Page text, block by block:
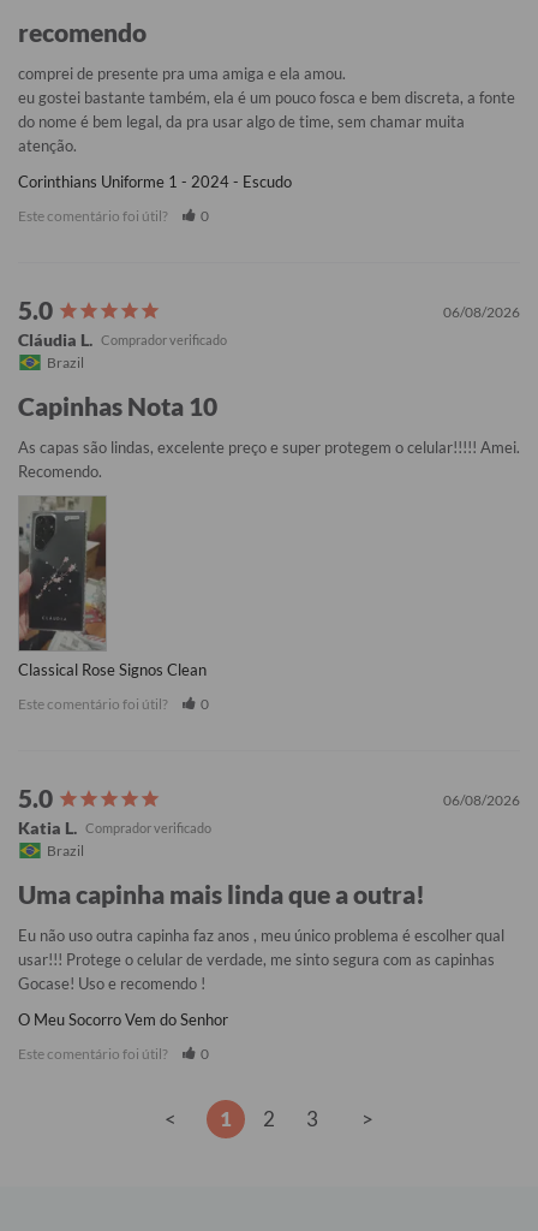
recomendo
comprei de presente pra uma amiga e ela amou.
eu gostei bastante também, ela é um pouco fosca e bem discreta, a fonte
do nome é bem legal, da pra usar algo de time, sem chamar muita
atenção.
Corinthians Uniforme 1 - 2024 - Escudo
Este comentário foi útil? 0
06/08/2026
Cláudia L.
Brazil
Capinhas Nota 10
As capas são lindas, excelente preço e super protegem o celular!!!!! Amei.
Recomendo.
Classical Rose Signos Clean
Este comentário foi útil? 0
06/08/2026
Katia L.
Brazil
Uma capinha mais linda que a outra!
Eu não uso outra capinha faz anos , meu único problema é escolher qual
usar!!! Protege o celular de verdade, me sinto segura com as capinhas
Gocase! Uso e recomendo !
O Meu Socorro Vem do Senhor
Este comentário foi útil? 0
< 1 2 3 >